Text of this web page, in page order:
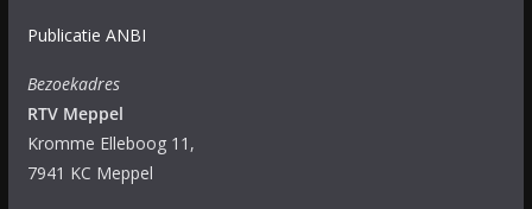
Publicatie ANBI
Bezoekadres
RTV Meppel
Kromme Elleboog 11,
7941 KC Meppel